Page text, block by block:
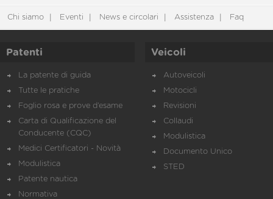
Chi siamo Eventi News e circolari Assistenza Faq
Patenti
La patente di guida
Tutte le pratiche
Foglio rosa e prove d’esame
Carta di Qualificazione del
Conducente (CQC)
Medici Certificatori - Novità
Modulistica
Patente nautica
Normativa
Veicoli
Autoveicoli
Motocicli
Revisioni
Collaudi
Modulistica
Documento Unico
STED